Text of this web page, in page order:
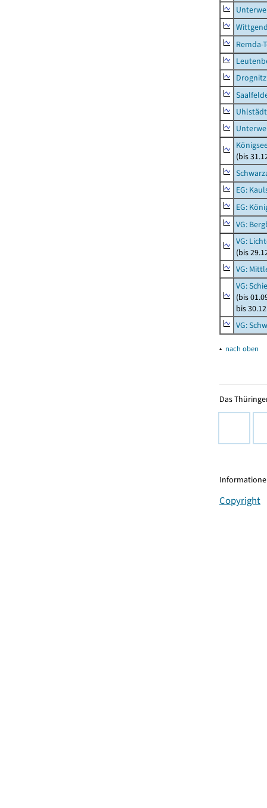
Remda-
Drognitz
(bis
EG:
EG:
VG:
VG:
(bis
VG:
VG:
(bis
bis
VG:
▴ nach oben
Das
Copyright